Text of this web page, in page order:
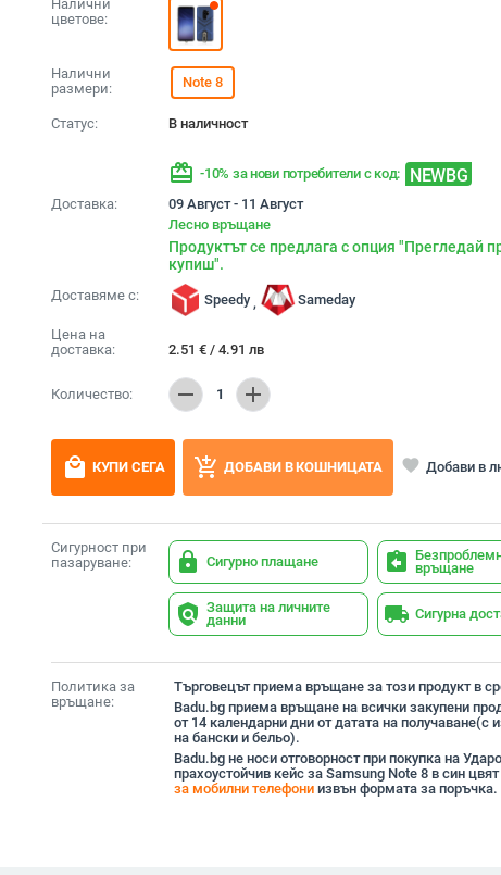
Налични
цветове:
Налични
размери:
Note 8
Статус: В наличност
redeem -10% за нови потребители с код: NEWBG
Доставка:
09 Август - 11 Август
Лесно връщане
Продуктът се предлага с опция "Прегледай
купиш".
Доставяме с: Speedy , Sameday
Цена на
доставка:
2.51 € / 4.91 лв
Количество: remove 1 add
local_mall КУПИ СЕГА add_shopping_cart ДОБАВИ В КОШНИЦАТА favorite Добави в
Сигурност при
пазаруване:
lock Сигурно плащане assignment_return връщане
policy Защита на личните
данни
local_shipping Сигурна
Политика за
връщане:
Търговецът приема връщане за този продукт в
Badu.bg приема връщане на всички закупени
от 14 календарни дни от датата на получаване(с
на бански и бельо).
Badu.bg не носи отговорност при покупка на
прахоустойчив кейс за Samsung Note 8 в син
за мобилни телефониизвън формата за поръчка.